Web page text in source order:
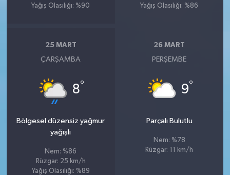
Yağış Olasılığı: %90 Yağış Olasılığı: %86
25 MART
ÇARŞAMBA
8°
Bölgesel düzensiz yağmur
yağışlı
Nem: %86
Rüzgar: 25 km/h
Yağış Olasılığı: %89
26 MART
PERŞEMBE
9°
Parçalı Bulutlu
Nem: %78
Rüzgar: 11 km/h